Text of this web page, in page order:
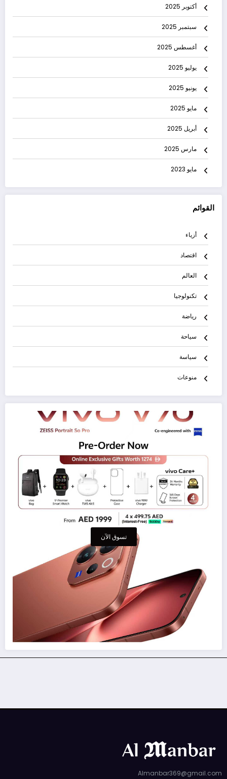
أكتوبر 2025
سبتمبر 2025
أغسطس 2025
يوليو 2025
يونيو 2025
مايو 2025
أبريل 2025
مارس 2025
مايو 2023
القوائم
أزياء
اقتصاد
العالم
تكنولوجيا
رياضة
سياحة
سياسة
منوعات
تسوق الآن
Almanbar369@gmail.com